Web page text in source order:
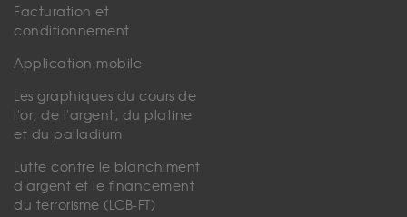
Facturation et
conditionnement
Application mobile
Les graphiques du cours de
l'or, de l'argent, du platine
et du palladium
Lutte contre le blanchiment
d'argent et le financement
du terrorisme (LCB-FT)